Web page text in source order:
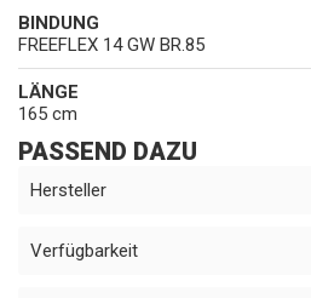
BINDUNG
FREEFLEX 14 GW BR.85
LÄNGE
165 cm
PASSEND DAZU
Hersteller
Verfügbarkeit